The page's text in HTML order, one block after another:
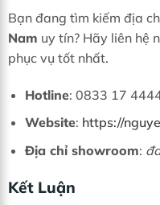
Bạn đang tìm kiếm địa
Nam uy tín? Hãy liên hệ
phục vụ tốt nhất.
Hotline: 0833 17
Website: https://
Địa chỉ showroom:
Kết Luận